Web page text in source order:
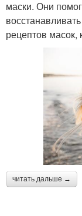
маски. Они
рецептов масок,
читать дальше →